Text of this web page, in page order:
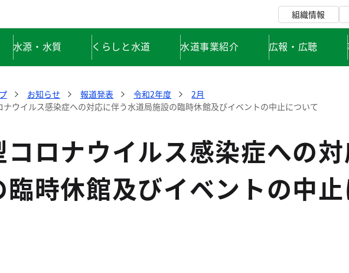
組織情報
水源・水質 くらしと水道 水道事業紹介 広報・広聴
お知らせ 報道発表 令和2年度
2月
ナウイルス感染症への対応に伴う水道局施設の臨時休館及びイベントの中止について
コロナウイルス感染症への
臨時休館及びイベントの中